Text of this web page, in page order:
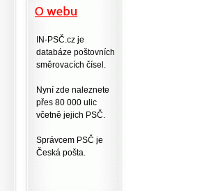
IN-PSČ.cz je
databáze poštovních
směrovacích čísel.
Nyní zde naleznete
přes 80 000 ulic
včetně jejich PSČ.
Správcem PSČ je
Česká pošta.